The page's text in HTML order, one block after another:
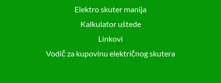
Elektro skuter manija
Kalkulator uštede
Linkovi
Vodič za kupovinu električnog skutera